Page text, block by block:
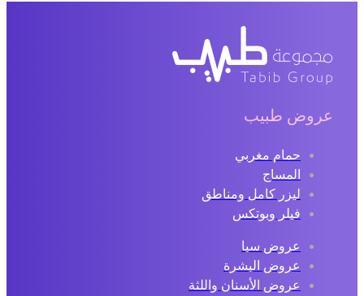
عروض طبيب
حمام مغربي
المساج
ليزر كامل ومناطق
فيلر وبوتكس
عروض سبا
عروض البشرة
عروض الأسنان واللثة